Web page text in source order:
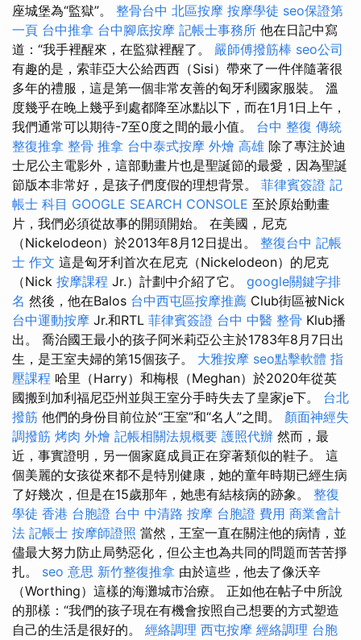
座城堡為“監獄”。 整骨台中 北區按摩 按摩學徒 seo保證第
一頁 台中推拿 台中腳底按摩 記帳士事務所 他在日記中寫
道：“我手裡醒來，在監獄裡醒了。 嚴師傅撥筋棒 seo公司
有趣的是，索菲亞大公給西西（Sisi）帶來了一件伴隨著很
多年的禮服，這是第一個非常友善的匈牙利國家服裝。 溫
度幾乎在晚上幾乎到處都降至冰點以下，而在1月1日上午，
我們通常可以期待-7至0度之間的最小值。 台中 整復 傳統
整復推拿 整骨 推拿 台中泰式按摩 外燴 高雄 除了專注於迪
士尼公主電影外，這部動畫片也是聖誕節的最愛，因為聖誕
節版本非常好，是孩子們度假的理想背景。 菲律賓簽證 記
帳士 科目 GOOGLE SEARCH CONSOLE 至於原始動畫
片，我們必須從故事的開頭開始。 在美國，尼克
（Nickelodeon）於2013年8月12日提出。 整復台中 記帳
士 作文 這是匈牙利首次在尼克（Nickelodeon）的尼克
（Nick 按摩課程 Jr.）計劃中介紹了它。 google關鍵字排
名 然後，他在Balos 台中西屯區按摩推薦 Club街區被Nick
台中運動按摩 Jr.和RTL 菲律賓簽證 台中 中醫 整骨 Klub播
出。 喬治國王最小的孩子阿米莉亞公主於1783年8月7日出
生，是王室夫婦的第15個孩子。 大雅按摩 seo點擊軟體 指
壓課程 哈里（Harry）和梅根（Meghan）於2020年從英
國搬到加利福尼亞州並與王室分手時失去了皇家je下。 台北
撥筋 他們的身份目前位於“王室”和“名人”之間。 顏面神經失
調撥筋 烤肉 外燴 記帳相關法規概要 護照代辦 然而，最
近，事實證明，另一個家庭成員正在穿著類似的鞋子。 這
個美麗的女孩從來都不是特別健康，她的童年時期已經生病
了好幾次，但是在15歲那年，她患有結核病的跡象。 整復
學徒 香港 台胞證 台中 中清路 按摩 台胞證 費用 商業會計
法 記帳士 按摩師證照 當然，王室一直在關注他的病情，並
儘最大努力防止局勢惡化，但公主也為共同的問題而苦苦掙
扎。 seo 意思 新竹整復推拿 由於這些，他去了像沃辛
（Worthing）這樣的海灘城市治療。 正如他在帖子中所說
的那樣：“我們的孩子現在有機會按照自己想要的方式塑造
自己的生活是很好的。 經絡調理 西屯按摩 經絡調理 台胞